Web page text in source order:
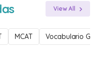
View All
MCAT Vocabulario